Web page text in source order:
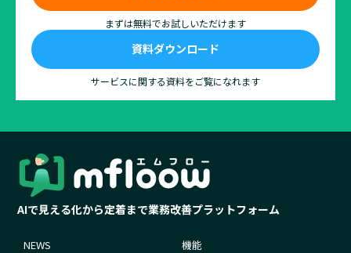
まずは無料でお試しいただけます
資料ダウンロード
サービスに関する資料をご覧になれます
AIで見える化から定着まで業務改善プラットフォーム
NEWS
機能